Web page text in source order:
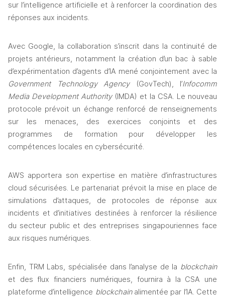
sur l’intelligence artificielle et à renforcer la coordination des
réponses aux incidents.
Avec Google, la collaboration s’inscrit dans la continuité de
projets antérieurs, notamment la création d’un bac à sable
Government Technology Agency
(GovTech), l’Infocomm
Media Development Authority (IMDA) et la CSA. Le nouveau
protocole prévoit un échange renforcé de renseignements
sur les menaces, des exercices conjoints et des
programmes de formation pour développer les
compétences locales en cybersécurité.
AWS apportera son expertise en matière d’infrastructures
cloud sécurisées. Le partenariat prévoit la mise en place de
simulations d’attaques, de protocoles de réponse aux
incidents et d’initiatives destinées à renforcer la résilience
du secteur public et des entreprises singapouriennes face
aux risques numériques.
Enfin, TRM Labs, spécialisée dans l’analyse de la blockchain
et des flux financiers numériques, fournira à la CSA une
plateforme d’intelligence blockchain alimentée par l’IA. Cette